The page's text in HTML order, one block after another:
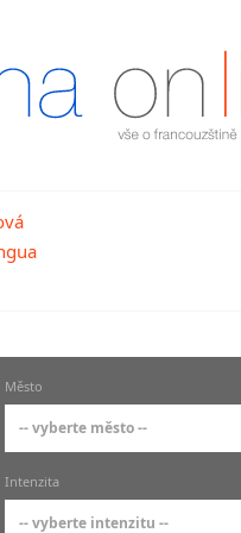
Město
-- vyberte město --
-- vyberte město --
pražské městské části
Intenzita
-- vyberte intenzitu --